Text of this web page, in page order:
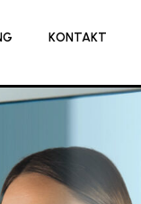
KONTAKT